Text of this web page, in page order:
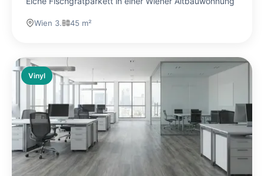
Wien 3. 45 m²
Vinyl